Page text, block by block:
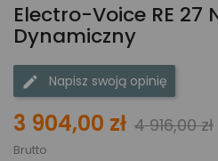
Electro-Voice RE 27
Dynamiczny
Napisz swoją opinię
3 904,00 zł 4 916,00 zł
Brutto